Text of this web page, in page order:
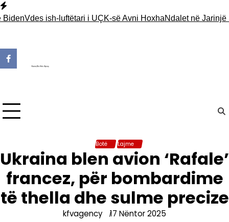
Skip
toVdes ish-luftëtari i UÇK-së Avni HoxhaNdalet në Jarinjë një
Botë Lajme
Ukraina blen avion ‘Rafale’
francez, për bombardime
të thella dhe sulme precize
kfvagency 17 Nëntor 2025